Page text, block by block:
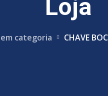
Loja
categoria CHAVE